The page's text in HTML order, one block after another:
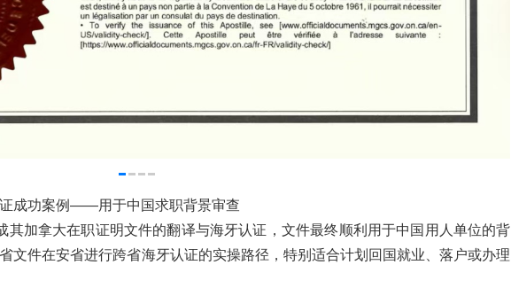
成功案例——用于中国求职背景审查
其加拿大在职证明文件的翻译与海牙认证，文件最终顺利用于中国用人单位的背
文件在安省进行跨省海牙认证的实操路径，特别适合计划回国就业、落户或办理